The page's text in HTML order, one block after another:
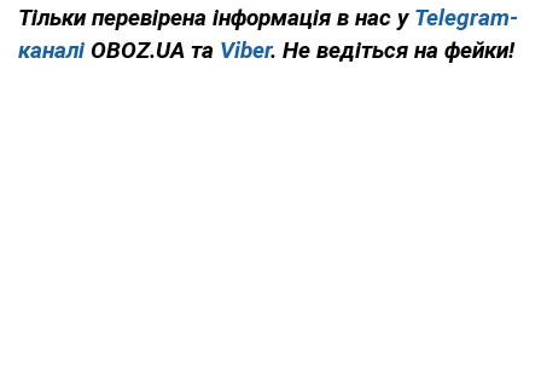
Тільки перевірена інформація в нас у Telegram-
каналі OBOZ.UA та Viber. Не ведіться на фейки!